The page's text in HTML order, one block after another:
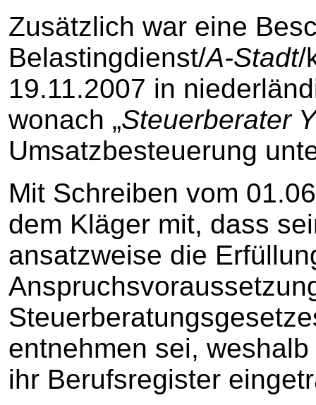
Zusätzlich war eine
Belastingdienst/A-Stadt/
19.11.2007 in
wonach „Steuerberater Y
Umsatzbesteuerung
Mit Schreiben vom
dem Kläger mit, dass
ansatzweise die
entnehmen sei,
ihr Berufsregister